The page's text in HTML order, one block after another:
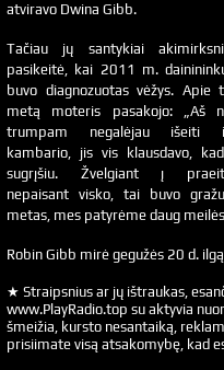
atviravo Dwina Gibb.
Tačiau jų santykiai
pasikeitė, kai 2011 m.
buvo diagnozuotas vėžys. Apie
metą moteris pasakojo: „Aš
trumpam negalėjau išeiti
kambario, jis vis klausdavo,
sugrįšiu. Žvelgiant į
nepaisant visko, tai buvo
metas, mes patyrėme daug
Robin Gibb mirė gegužės 20 d.
★ Straipsnius ar jų ištraukas,
www.PlayRadio.top su aktyvia
šmeižia, kursto nesantaiką,
prisiimate visą atsakomybę, kad